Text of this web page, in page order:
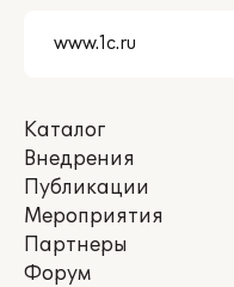
Каталог
Внедрения
Публикации
Мероприятия
Партнеры
Форум